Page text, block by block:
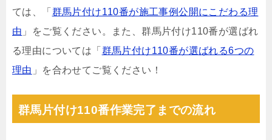
ては、「 群馬片付け110番が施工事例公開にこだわる理
由 」をご覧ください。また、群馬片付け110番が選ばれ
る理由については「 群馬片付け110番が選ばれる6つの
理由 」を合わせてご覧ください！
群馬片付け110番作業完了までの流れ